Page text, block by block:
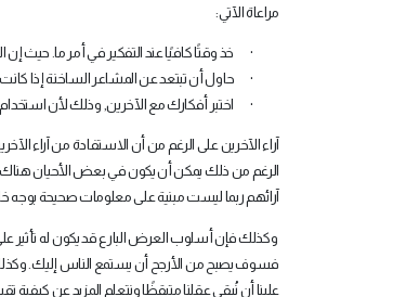
مراعاة الآتي:
·
خذ وقتًا كافيًا عند التفكير في أمر ما. حيث إن
·
حاول أن تبتعد عن المشاعر الساخنة إذا
·
اختبر أفكارك مع الآخرين, وذلك لأن
آراء الآخرين على الرغم من أن الاستفادة من آراء
الرغم من ذلك يمكن أن يكون في بعض الأحيان هناك
آرائهم ربما ليست مبنية على معلومات صحيحة
وكذلك فإن أسلوب العرض البارع قد يكون له
فسوف يصبح من الأرجح أن يستمع الناس إليك. وكذلك
علينا أن نُبقي عقلنا متيقظًا ونتعلم المزيد عن كيفية